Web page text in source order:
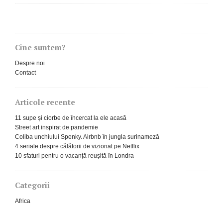
Cine suntem?
Despre noi
Contact
Articole recente
11 supe și ciorbe de încercat la ele acasă
Street art inspirat de pandemie
Coliba unchiului Spenky. Airbnb în jungla surinameză
4 seriale despre călătorii de vizionat pe Netflix
10 sfaturi pentru o vacanță reușită în Londra
Categorii
Africa